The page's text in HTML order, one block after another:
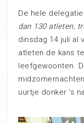
De hele delegatie
dan 130 atleten,
dinsdag 14 juli al
atleten de kans
leefgewoonten.
uurtje donker ’s